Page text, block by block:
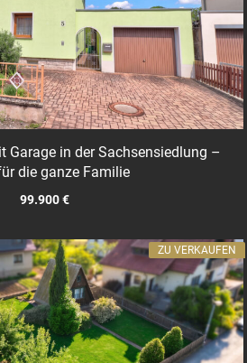
Garage in der Sachsensiedlung –
die ganze Familie
99.900 €
ZU VERKAUFEN